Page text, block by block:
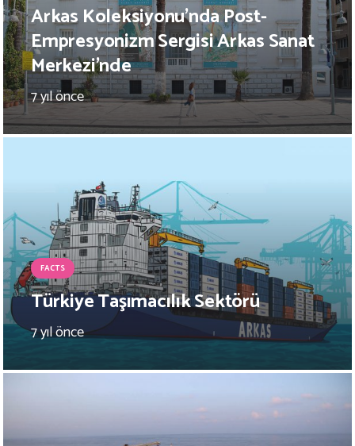
Arkas Koleksiyonu’nda Post-
Empresyonizm Sergisi Arkas Sanat
Merkezi’nde
7 yıl önce
FACTS
Türkiye Taşımacılık Sektörü
7 yıl önce